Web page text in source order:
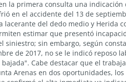
la primera consulta una
en el accidente del 13 de
lacerante del dedo medio y Herida
estimar que presentó
sin embargo, según
de 2017, no se le indicó reposo
Cabe destacar que el
Arenas en dos oportunidades,